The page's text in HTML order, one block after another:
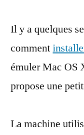
X
en
Il y a quelques
comment
émuler Mac OS
propose une
La machine